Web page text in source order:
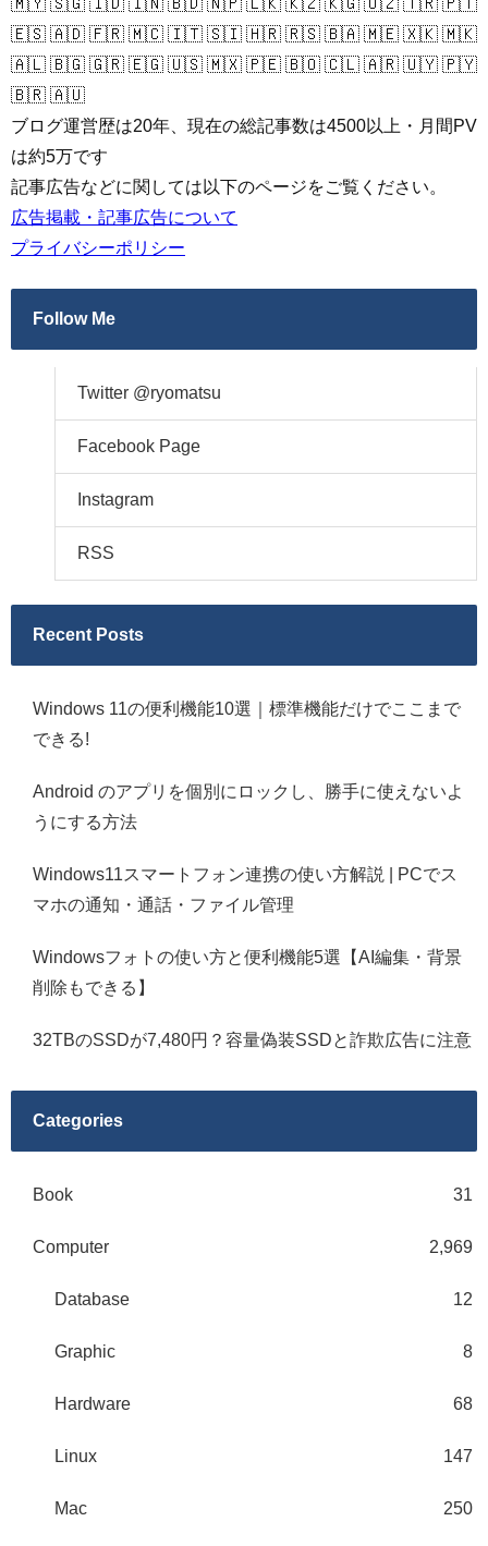
🇲🇾 🇸🇬 🇮🇩 🇮🇳 🇧🇩 🇳🇵 🇱🇰 🇰🇿 🇰🇬 🇺🇿 🇹🇷 🇵🇹
🇪🇸 🇦🇩 🇫🇷 🇲🇨 🇮🇹 🇸🇮 🇭🇷 🇷🇸 🇧🇦 🇲🇪 🇽🇰 🇲🇰
🇦🇱 🇧🇬 🇬🇷 🇪🇬 🇺🇸 🇲🇽 🇵🇪 🇧🇴 🇨🇱 🇦🇷 🇺🇾 🇵🇾
🇧🇷 🇦🇺
ブログ運営歴は20年、現在の総記事数は4500以上・月間PV
は約5万です
記事広告などに関しては以下のページをご覧ください。
広告掲載・記事広告について
プライバシーポリシー
Follow Me
Twitter @ryomatsu
Facebook Page
Instagram
RSS
Recent Posts
Windows 11の便利機能10選｜標準機能だけでここまで
できる!
Android のアプリを個別にロックし、勝手に使えないよ
うにする方法
Windows11スマートフォン連携の使い方解説 | PCでス
マホの通知・通話・ファイル管理
Windowsフォトの使い方と便利機能5選【AI編集・背景
削除もできる】
32TBのSSDが7,480円？容量偽装SSDと詐欺広告に注意
Categories
Book 31
Computer 2,969
Database 12
Graphic 8
Hardware 68
Linux 147
Mac 250